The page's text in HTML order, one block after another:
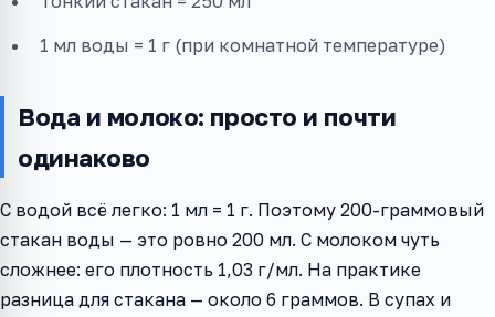
1 мл воды = 1 г (при комнатной температуре)
Вода и молоко: просто и почти
одинаково
С водой всё легко: 1 мл = 1 г. Поэтому 200-граммовый
стакан воды — это ровно 200 мл. С молоком чуть
сложнее: его плотность 1,03 г/мл. На практике
разница для стакана — около 6 граммов. В супах и